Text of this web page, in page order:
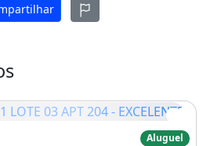
03 APT 204 - EXCELENTE
Aluguel